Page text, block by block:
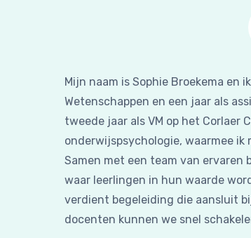
Mijn naam is Sophie Broekema en
Wetenschappen en een jaar als
tweede jaar als VM op het Corlaer
onderwijspsychologie, waarmee ik
Samen met een team van ervaren
waar leerlingen in hun waarde
verdient begeleiding die aansluit
docenten kunnen we snel